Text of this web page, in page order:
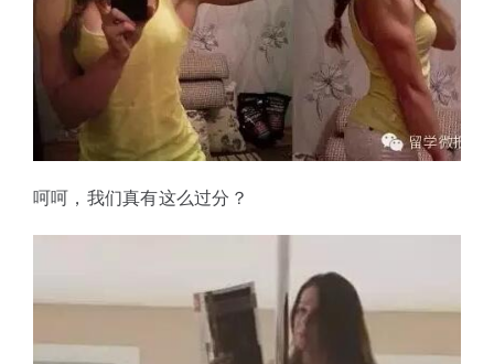
呵呵，我们真有这么过分？